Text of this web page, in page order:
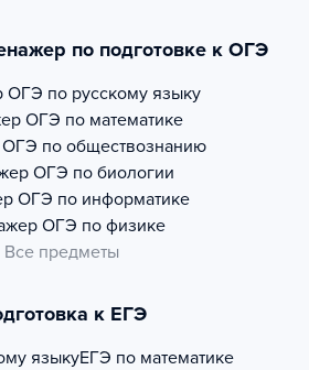
по подготовке к ОГЭ
ОГЭ по русскому языку
ОГЭ по математике
ОГЭ по обществознанию
ОГЭ по биологии
ОГЭ по информатике
ОГЭ по физике
Все предметы
к ЕГЭ
языкуЕГЭ по математике